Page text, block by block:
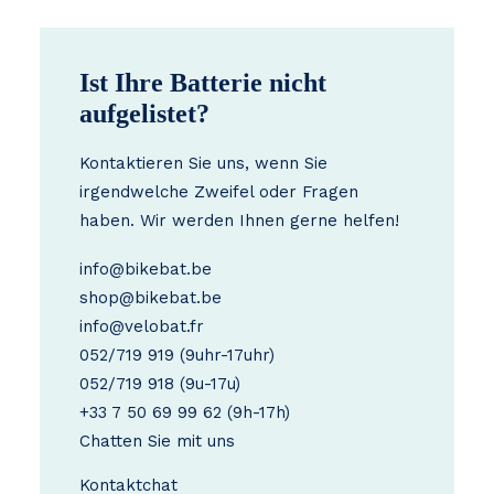
Ist Ihre Batterie nicht
aufgelistet?
Kontaktieren Sie uns, wenn Sie
irgendwelche Zweifel oder Fragen
haben. Wir werden Ihnen gerne helfen!
info@bikebat.be
shop@bikebat.be
info@velobat.fr
052/719 919 (9uhr-17uhr)
052/719 918 (9u-17u)
+33 7 50 69 99 62 (9h-17h)
Chatten Sie mit uns
Kontaktchat